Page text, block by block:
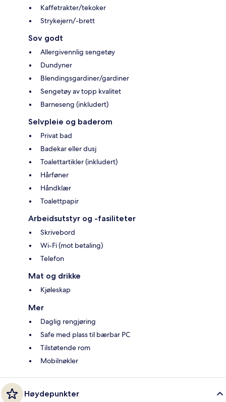
Kaffetrakter/tekoker
Strykejern/-brett
Sov godt
Allergivennlig sengetøy
Dundyner
Blendingsgardiner/gardiner
Sengetøy av topp kvalitet
Barneseng (inkludert)
Selvpleie og baderom
Privat bad
Badekar eller dusj
Toalettartikler (inkludert)
Hårføner
Håndklær
Toalettpapir
Arbeidsutstyr og -fasiliteter
Skrivebord
Wi-Fi (mot betaling)
Telefon
Mat og drikke
Kjøleskap
Mer
Daglig rengjøring
Safe med plass til bærbar PC
Tilstøtende rom
Mobilnøkler
Høydepunkter